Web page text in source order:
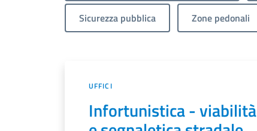
Sicurezza pubblica Zone pedonali
UFFICI
Infortunistica - viabilità